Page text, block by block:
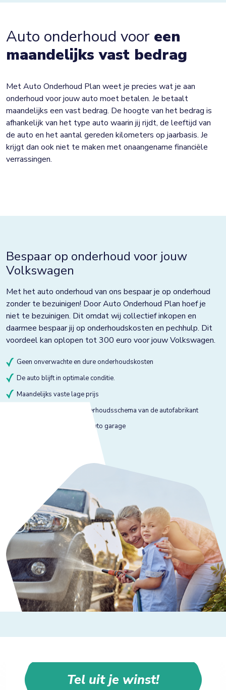
Auto onderhoud voor een
maandelijks vast bedrag
Met Auto Onderhoud Plan weet je precies wat je aan
onderhoud voor jouw auto moet betalen. Je betaalt
maandelijks een vast bedrag. De hoogte van het bedrag is
afhankelijk van het type auto waarin jij rijdt, de leeftijd van
de auto en het aantal gereden kilometers op jaarbasis. Je
krijgt dan ook niet te maken met onaangename financiële
verrassingen.
Bespaar op onderhoud voor jouw
Volkswagen
Met het auto onderhoud van ons bespaar je op onderhoud
zonder te bezuinigen! Door Auto Onderhoud Plan hoef je
niet te bezuinigen. Dit omdat wij collectief inkopen en
daarmee bespaar jij op onderhoudskosten en pechhulp. Dit
voordeel kan oplopen tot 300 euro voor jouw Volkswagen.
Geen onverwachte en dure onderhoudskosten
De auto blijft in optimale conditie.
Maandelijks vaste lage prijs
Onderhoud volgens onderhoudsschema van de autofabrikant
Onderhoud bij gekeurde auto garage
Tel uit je winst!